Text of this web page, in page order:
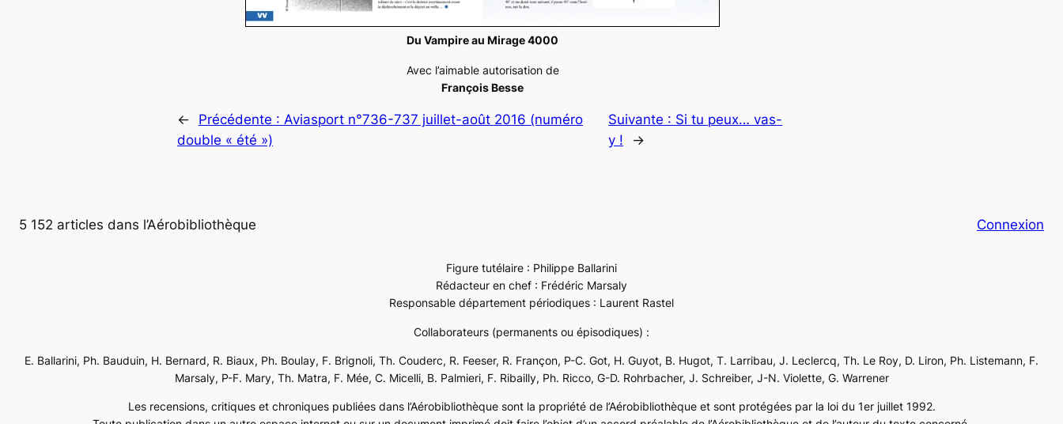
Du Vampire au Mirage 4000
Avec l’aimable autorisation de
François Besse
← Précédente : Aviasport n°736-737 juillet-août 2016 (numéro
double « été »)
Suivante : Si tu peux… vas-
y !
→
5 152 articles dans l’Aérobibliothèque Connexion
Figure tutélaire : Philippe Ballarini
Rédacteur en chef : Frédéric Marsaly
Responsable département périodiques : Laurent Rastel
Collaborateurs (permanents ou épisodiques) :
E. Ballarini, Ph. Bauduin, H. Bernard, R. Biaux, Ph. Boulay, F. Brignoli, Th. Couderc, R. Feeser, R. Françon, P-C. Got, H. Guyot, B. Hugot, T. Larribau, J. Leclercq, Th. Le Roy, D. Liron, Ph. Listemann, F.
Marsaly, P-F. Mary, Th. Matra, F. Mée, C. Micelli, B. Palmieri, F. Ribailly, Ph. Ricco, G-D. Rohrbacher, J. Schreiber, J-N. Violette, G. Warrener
Les recensions, critiques et chroniques publiées dans l’Aérobibliothèque sont la propriété de l’Aérobibliothèque et sont protégées par la loi du 1er juillet 1992.